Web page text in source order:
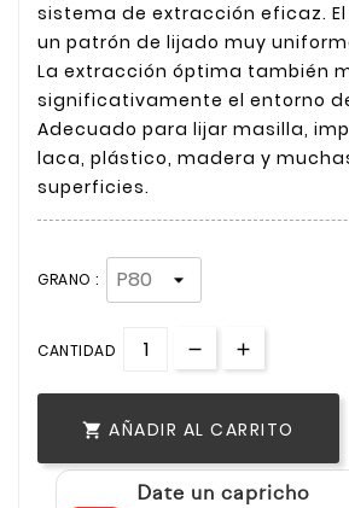
sistema de extracción eficaz.
un patrón de lijado muy
La extracción óptima también
significativamente el entorno
Adecuado para lijar masilla,
laca, plástico, madera y
superficies.
GRANO :
CANTIDAD
 AÑADIR AL CARRITO
Date un capricho